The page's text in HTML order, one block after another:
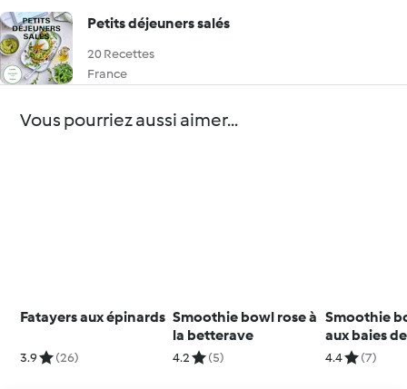
Petits déjeuners salés
20 Recettes
France
Vous pourriez aussi aimer...
Fatayers aux épinards
3.9 (26)
Smoothie bowl rose à
la betterave
4.2 (5)
Smoothie
aux baies
4.4 (7)